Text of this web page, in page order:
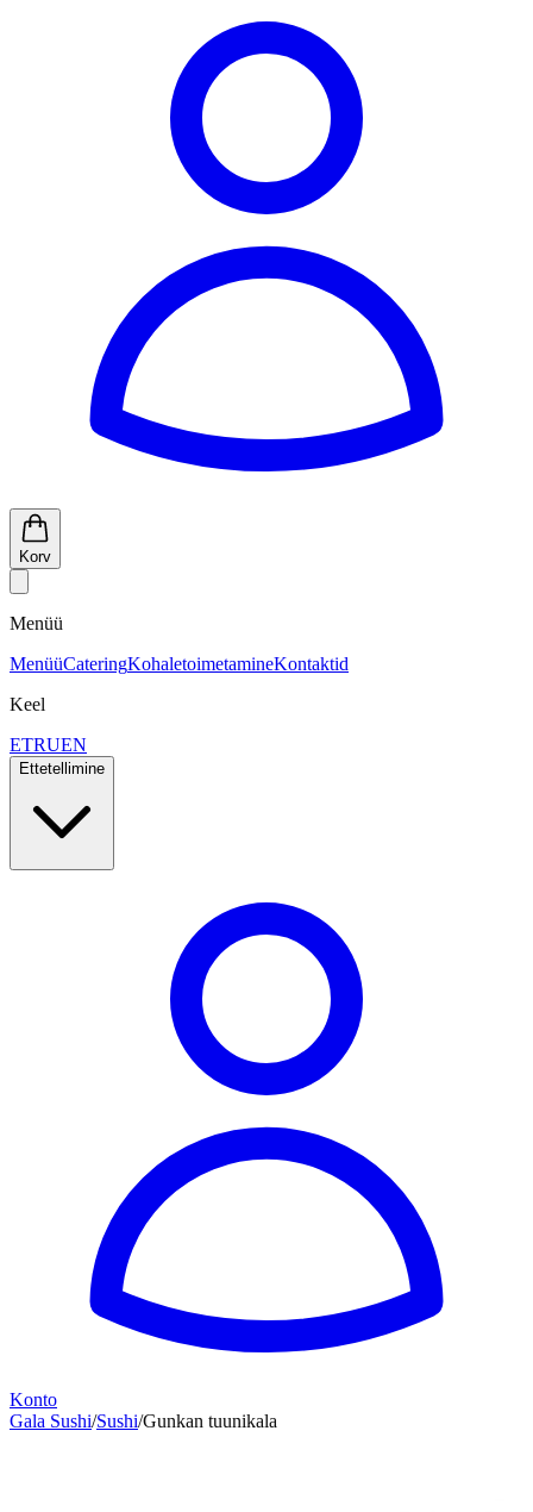
Korv
Menüü
MenüüCateringKohaletoimetamineKontaktid
Keel
ETRUEN
Ettetellimine
Konto
Gala Sushi/Sushi/Gunkan tuunikala